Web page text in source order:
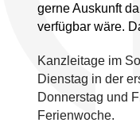
gerne Auskunft
verfügbar wäre.
Kanzleitage im
Dienstag in der
Donnerstag und
Ferienwoche.